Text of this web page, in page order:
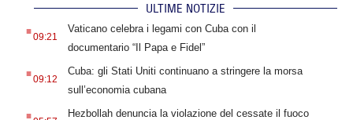
ULTIME NOTIZIE
.09:21
Vaticano celebra i legami con Cuba con il
documentario “Il Papa e Fidel”
.09:12
Cuba: gli Stati Uniti continuano a stringere la morsa
sull’economia cubana
.
Hezbollah denuncia la violazione del cessate il fuoco